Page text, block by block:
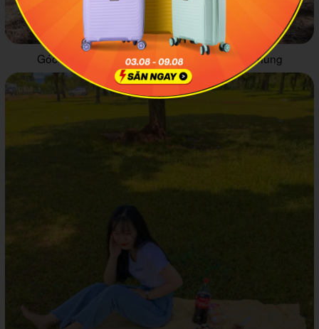
Góc sống ảo xịn sò ở đồi thông Phan Đình Phùng